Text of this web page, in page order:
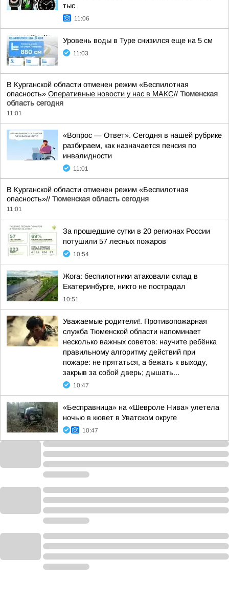
тыс
11:06
Уровень воды в Туре снизился еще на 5 см
11:03
В Курганской области отменен режим «Беспилотная
опасность» Оперативные новости у нас в МАКС// Тюменская
область сегодня
11:01
«Вопрос — Ответ». Сегодня в нашей рубрике
разбираем, как назначается пенсия по
инвалидности
11:01
В Курганской области отменен режим «Беспилотная
опасность»// Тюменская область сегодня
11:01
За прошедшие сутки в 20 регионах России
потушили 57 лесных пожаров
10:54
Жога: беспилотники атаковали склад в
Екатеринбурге, никто не пострадал
10:51
Уважаемые родители!. Противопожарная
служба Тюменской области напоминает
несколько важных советов: научите ребёнка
правильному алгоритму действий при
пожаре: не прятаться, а бежать к выходу,
закрыв за собой дверь; дышать...
10:47
«Бесправница» на «Шевроле Нива» улетела
ночью в кювет в Уватском округе
10:47